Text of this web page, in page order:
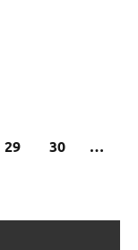
29 30
…